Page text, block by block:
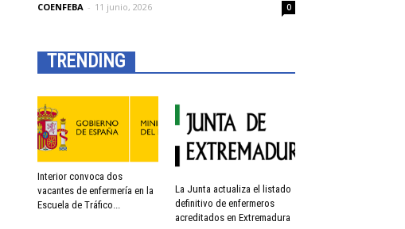
COENFEBA - 11 junio, 2026 0
TRENDING
Interior convoca dos
vacantes de enfermería en la
Escuela de Tráfico...
La Junta actualiza el listado
definitivo de enfermeros
acreditados en Extremadura